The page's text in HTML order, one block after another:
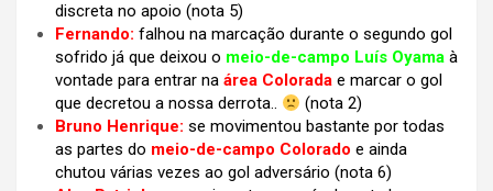
discreta no apoio (nota 5)
Fernando: falhou na marcação durante o segundo gol
sofrido já que deixou o meio-de-campo Luís Oyama à
vontade para entrar na área Colorada e marcar o gol
que decretou a nossa derrota..
(nota 2)
Bruno Henrique: se movimentou bastante por todas
as partes do meio-de-campo Colorado e ainda
chutou várias vezes ao gol adversário (nota 6)